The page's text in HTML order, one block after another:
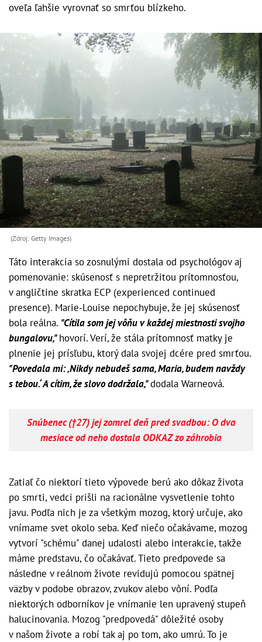
oveľa ľahšie vyrovnať so smrťou blízkeho.
(Zdroj: Getty Images)
Táto interakcia so zosnulými dostala od psychológov aj
pomenovanie: skúsenosť s nepretržitou prítomnosťou,
v angličtine skratka ECP (experienced continued
presence). Marie-Louise nepochybuje, že jej skúsenosť
bola reálna. "Cítila som jej vôňu v každej miestnosti svojho
bungalovu,"hovorí. Verí, že stála prítomnosť matky je
plnenie jej prísľubu, ktorý dala svojej dcére pred smrťou.
"Povedala mi: ‚Nikdy nebudeš sama, Maria, budem navždy
s tebou.‘ A cítim, že slovo dodržala,"dodala Warneová.
Snúbenec (†27) jej zomrel deň pred svadbou: O dva
mesiace od neho dostala ODKAZ zo záhrobia
Zatiaľ čo niektorí tieto výpovede berú ako dôkaz života
po smrti, vedci prišli na racionálne vysvetlenie tohto
javu. Podľa nich je za všetkým mozog, ktorý určuje, ako
vnímame svet okolo seba. Keď niečo očakávame, mozog
vytvorí "schému" danej udalosti alebo interakcie, takže
máme predstavu, čo očakávať. Tieto predpovede sa
následne v reálnom živote revidujú pomocou spätnej
väzby v podobe obrazov, zvukov alebo vôní. Podľa
niektorých odborníkov je vnímanie len upravený stupeň
halucinovania. Mozog "predpovedá" dôležité osoby
v našom živote a robí tak aj po tom, ako umrú. To je